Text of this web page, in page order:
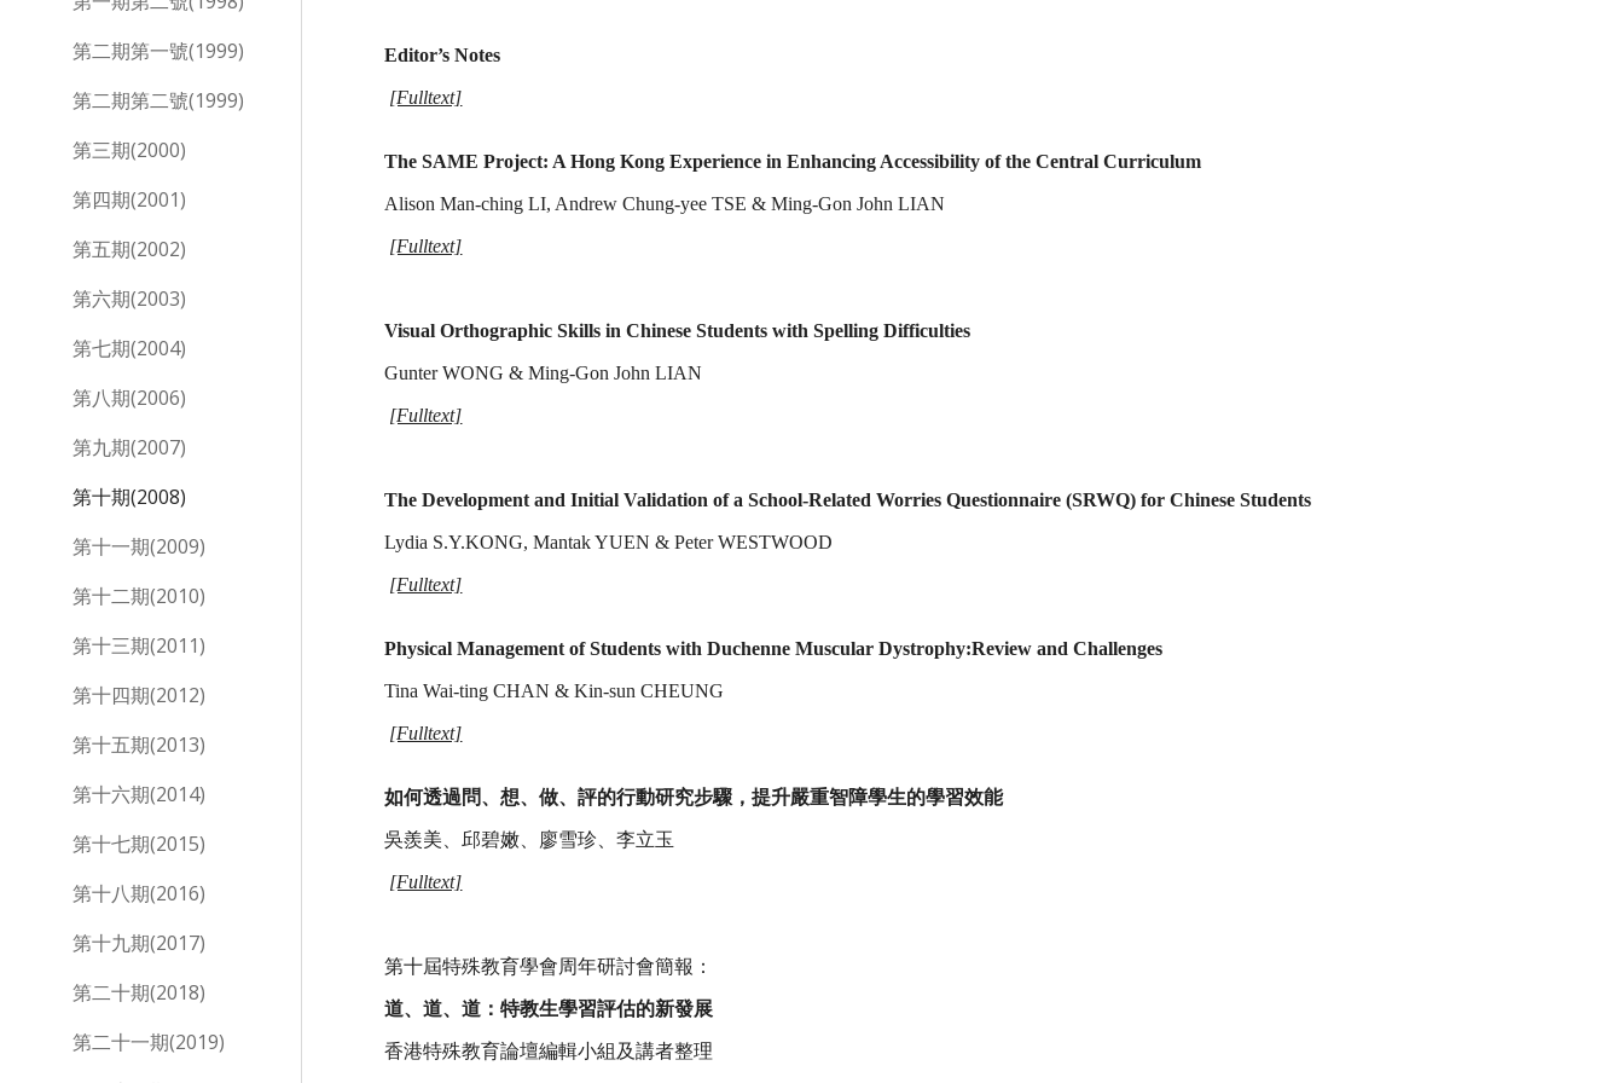
第二期第一號(1999)
第二期第二號(1999)
第三期(2000)
第四期(2001)
第五期(2002)
第六期(2003)
第七期(2004)
第八期(2006)
第九期(2007)
第十期(2008)
第十一期(2009)
第十二期(2010)
第十三期(2011)
第十四期(2012)
第十五期(2013)
第十六期(2014)
第十七期(2015)
第十八期(2016)
第十九期(2017)
第二十期(2018)
第二十一期(2019)
Editor’s Notes
[Fulltext]
The SAME Project: A Hong Kong Experience in Enhancing Accessibility of the Central Curriculum
Alison Man-ching LI, Andrew Chung-yee TSE & Ming-Gon John LIAN
[Fulltext]
Visual Orthographic Skills in Chinese Students with Spelling Difficulties
Gunter WONG & Ming-Gon John LIAN
[Fulltext]
The Development and Initial Validation of a School-Related Worries Questionnaire (SRWQ) for Chinese Students
Lydia S.Y.KONG, Mantak YUEN & Peter WESTWOOD
[Fulltext]
Physical Management of Students with Duchenne Muscular Dystrophy:Review and Challenges
Tina Wai-ting CHAN & Kin-sun CHEUNG
[Fulltext]
如何透過問、想、做、評的行動研究步驟，提升嚴重智障學生的學習效能
吳羨美、邱碧嫩、廖雪珍、李立玉
[Fulltext]
第十屆特殊教育學會周年研討會簡報：
道、道、道：特教生學習評估的新發展
香港特殊教育論壇編輯小組及講者整理